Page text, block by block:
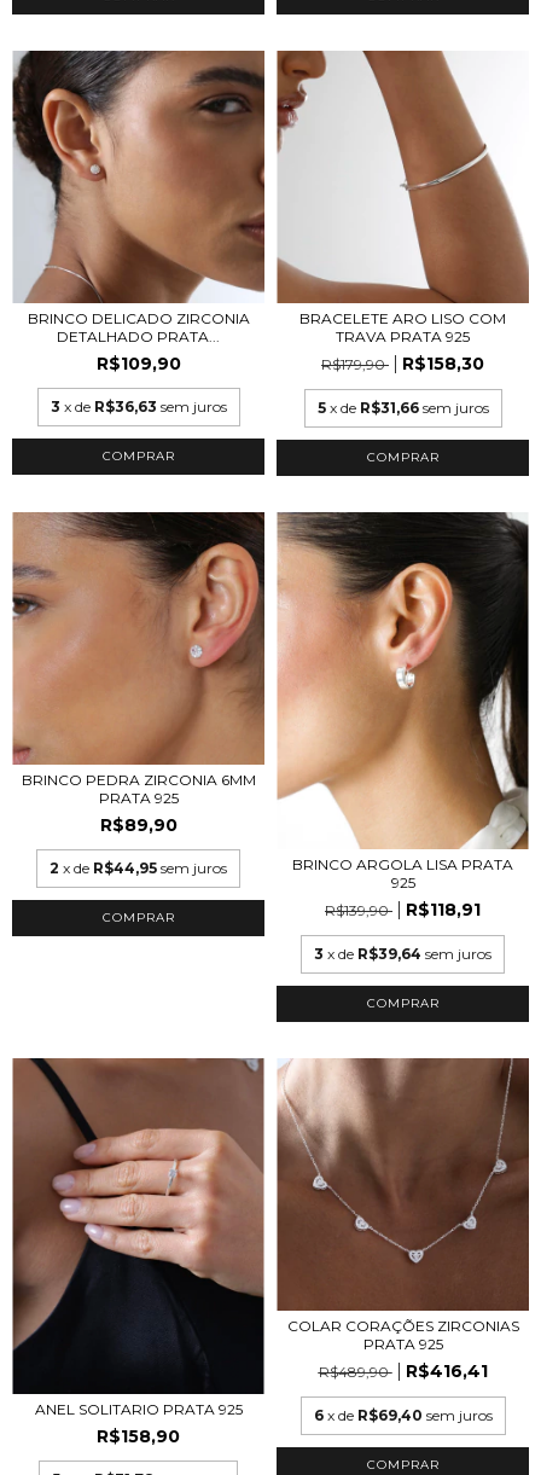
BRINCO DELICADO ZIRCONIA
DETALHADO PRATA...
R$109,90
3 x de R$36,63 sem juros
BRACELETE ARO LISO COM
TRAVA PRATA 925
R$179,90
R$158,30
5 x de R$31,66 sem juros
BRINCO PEDRA ZIRCONIA 6MM
PRATA 925
R$89,90
2 x de R$44,95 sem juros
BRINCO ARGOLA LISA PRATA
925
R$139,90
R$118,91
3 x de R$39,64 sem juros
ANEL SOLITARIO PRATA 925
R$158,90
COLAR CORAÇÕES ZIRCONIAS
PRATA 925
R$489,90
R$416,41
6 x de R$69,40 sem juros